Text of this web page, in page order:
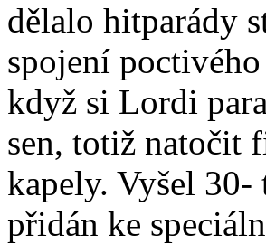
dělalo hitparády
spojení
když si Lordi
sen, totiž natočit
kapely. Vyšel
přidán ke